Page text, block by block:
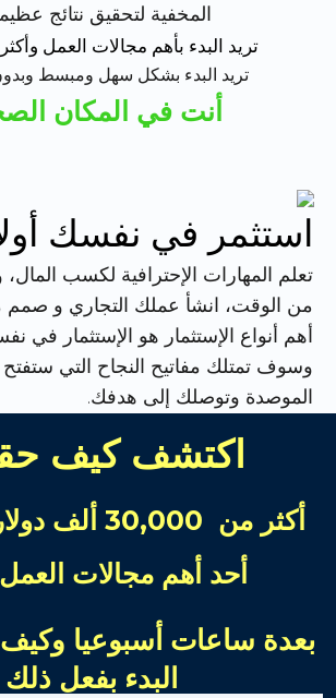
المخفية لتحقيق نتائج
تريد البدء بأهم مجالات العمل
تريد البدء بشكل سهل ومبسط
أنت في المكان
استثمر في نفسك
تعلم المهارات الإحترافية لكسب المال،
من الوقت، انشأ عملك التجاري و
أهم أنواع الإستثمار هو الإستثمار في
وسوف تمتلك مفاتيح النجاح التي ستفتح
الموصدة وتوصلك إلى هدفك.
اكتشف كيف
أكثر من
أحد أهم مجالات
بعدة ساعات أسبوعيا
البدء بفعل ذلك